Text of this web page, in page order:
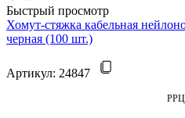
Быстрый просмотр
Хомут-стяжка кабельная
черная (100 шт.)
Артикул: 24847
РРЦ